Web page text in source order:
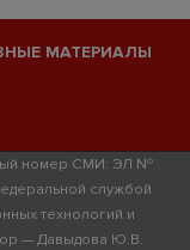
МАТЕРИАЛЫ
номер СМИ: ЭЛ №
службой
технологий и
— Давыдова Ю.В.